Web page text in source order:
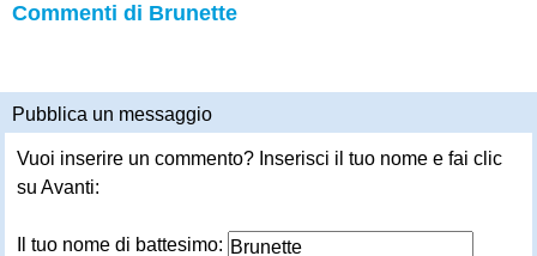
Commenti di Brunette
Pubblica un messaggio
Vuoi inserire un commento? Inserisci il tuo nome e fai clic
su Avanti:
Il tuo nome di battesimo: